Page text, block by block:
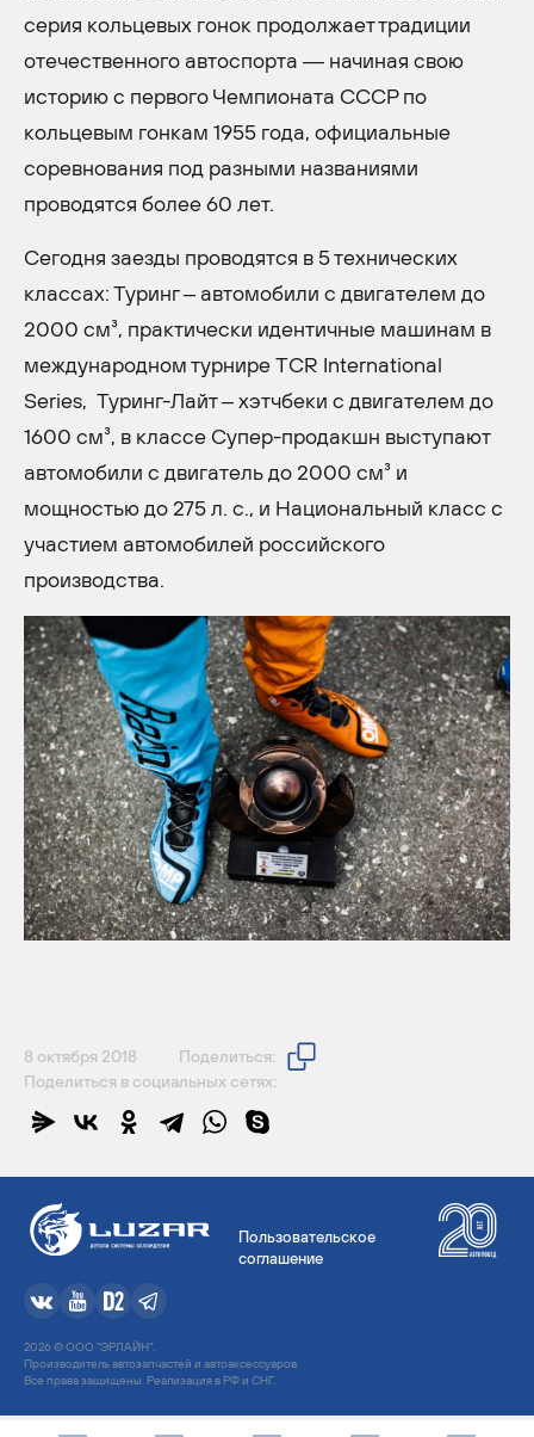
серия кольцевых гонок продолжает традиции
отечественного автоспорта — начиная свою
историю с первого Чемпионата СССР по
кольцевым гонкам 1955 года, официальные
соревнования под разными названиями
проводятся более 60 лет.
Сегодня заезды проводятся в 5 технических
классах: Туринг – автомобили с двигателем до
2000 см³, практически идентичные машинам в
международном турнире TCR International
Series, Туринг-Лайт – хэтчбеки с двигателем до
1600 см³, в классе Супер-продакшн выступают
автомобили с двигатель до 2000 см³ и
мощностью до 275 л. с., и Национальный класс с
участием автомобилей российского
производства.
8 октября 2018
Поделиться:
Поделиться в социальных сетях:
Пользовательское
соглашение
2026 © ООО "ЭРЛАЙН".
Производитель автозапчастей и автоаксессуаров.
Все права защищены. Реализация в РФ и СНГ.